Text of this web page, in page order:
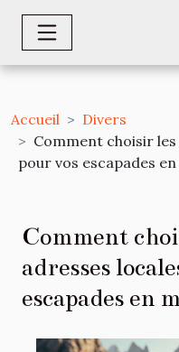
Accueil
Divers
Comment choisir
pour vos escapades
Comment
adresses
escapades en